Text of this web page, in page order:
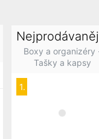
Boxy a organizéry
Tašky a kapsy
1.